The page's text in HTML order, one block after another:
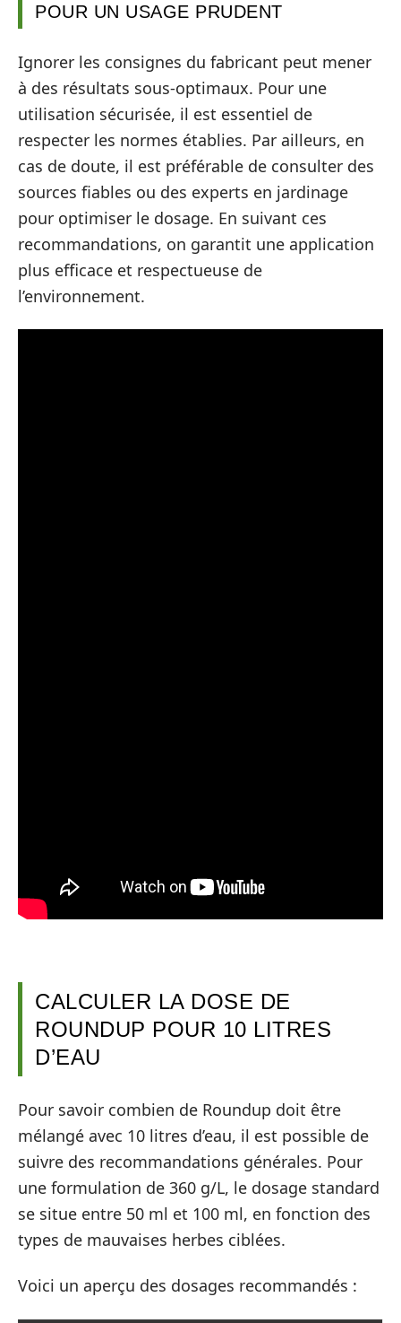
POUR UN USAGE PRUDENT
Ignorer les consignes du fabricant peut mener
à des résultats sous-optimaux. Pour une
utilisation sécurisée, il est essentiel de
respecter les normes établies. Par ailleurs, en
cas de doute, il est préférable de consulter des
sources fiables ou des experts en jardinage
pour optimiser le dosage. En suivant ces
recommandations, on garantit une application
plus efficace et respectueuse de
l’environnement.
CALCULER LA DOSE DE
ROUNDUP POUR 10 LITRES
D’EAU
Pour savoir combien de Roundup doit être
mélangé avec 10 litres d’eau, il est possible de
suivre des recommandations générales. Pour
une formulation de 360 g/L, le dosage standard
se situe entre 50 ml et 100 ml, en fonction des
types de mauvaises herbes ciblées.
Voici un aperçu des dosages recommandés :